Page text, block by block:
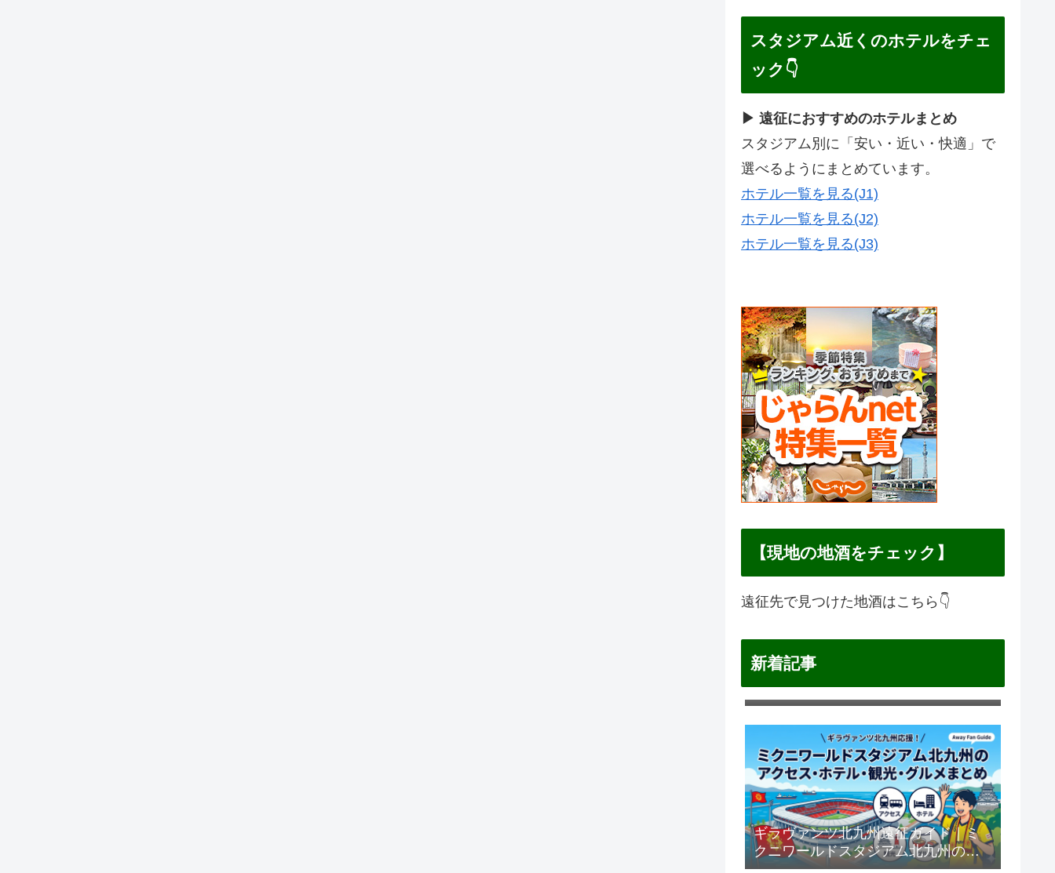
スタジアム近くのホテルをチェ
ック👇
▶ 遠征におすすめのホテルまとめ
スタジアム別に「安い・近い・快適」で
選べるようにまとめています。
ホテル一覧を見る(J1)
ホテル一覧を見る(J2)
ホテル一覧を見る(J3)
【現地の地酒をチェック】
遠征先で見つけた地酒はこちら👇
新着記事
横浜F・マリノス遠征ガイド｜日産ス
タジアムのアクセス・ホテル・観
光・グルメまとめ
ギラヴァンツ北九州遠征ガイド｜ミ
クニワールドスタジアム北九州のア
クセス・ホテル・観光・グルメまと
愛媛FC遠征ガイド｜ニンジニアスタ
ジアムのアクセス・ホテル・観光・